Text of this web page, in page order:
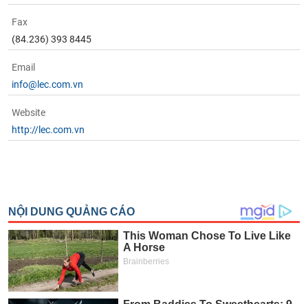
Fax
(84.236) 393 8445
Email
info@lec.com.vn
Website
http://lec.com.vn